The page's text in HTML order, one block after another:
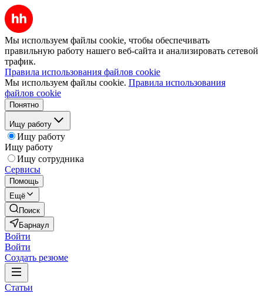
Мы используем файлы cookie, чтобы обеспечивать
правильную работу нашего веб-сайта и анализировать сетевой
трафик.
Правила использования файлов cookie
Мы используем файлы cookie. Правила использования
файлов cookie
Понятно
Ищу работу
Ищу работу
Ищу работу
Ищу сотрудника
Сервисы
Помощь
Ещё
Поиск
Барнаул
Войти
Войти
Создать резюме
Статьи